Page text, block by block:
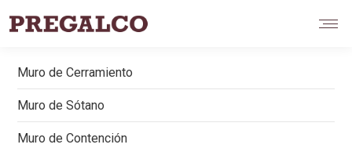
Muro de Cerramiento
Muro de Sótano
Muro de Contención